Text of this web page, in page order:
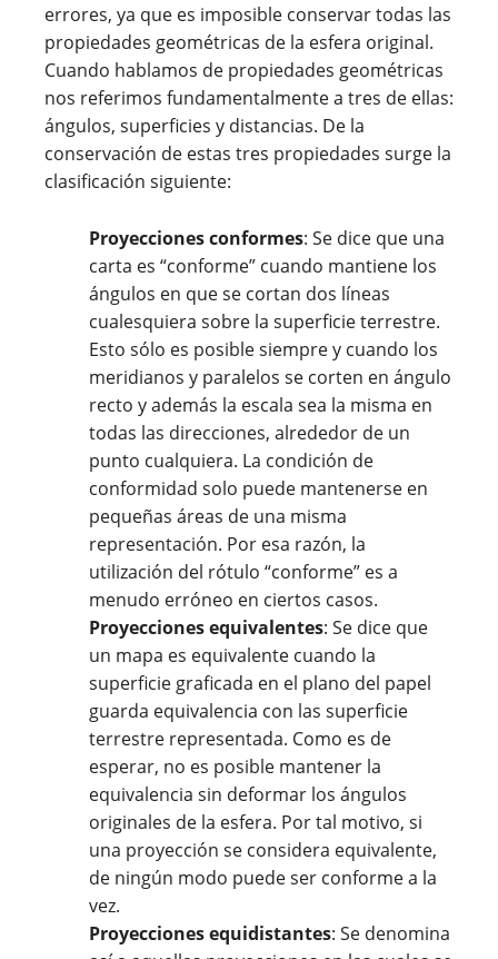
errores, ya que es imposible conservar todas las
propiedades geométricas de la esfera original.
Cuando hablamos de propiedades geométricas
nos referimos fundamentalmente a tres de ellas:
ángulos, superficies y distancias. De la
conservación de estas tres propiedades surge la
clasificación siguiente:
Proyecciones conformes: Se dice que una
carta es “conforme” cuando mantiene los
ángulos en que se cortan dos líneas
cualesquiera sobre la superficie terrestre.
Esto sólo es posible siempre y cuando los
meridianos y paralelos se corten en ángulo
recto y además la escala sea la misma en
todas las direcciones, alrededor de un
punto cualquiera. La condición de
conformidad solo puede mantenerse en
pequeñas áreas de una misma
representación. Por esa razón, la
utilización del rótulo “conforme” es a
menudo erróneo en ciertos casos.
Proyecciones equivalentes: Se dice que
un mapa es equivalente cuando la
superficie graficada en el plano del papel
guarda equivalencia con las superficie
terrestre representada. Como es de
esperar, no es posible mantener la
equivalencia sin deformar los ángulos
originales de la esfera. Por tal motivo, si
una proyección se considera equivalente,
de ningún modo puede ser conforme a la
vez.
Proyecciones equidistantes: Se denomina